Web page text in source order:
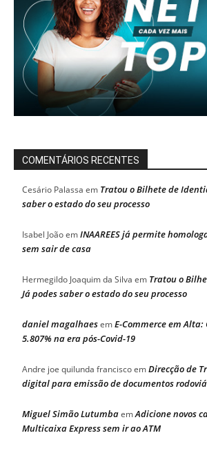
COMENTÁRIOS RECENTES
Cesário Palassa em Tratou o Bilhete de
saber o estado do seu processo
Isabel JoãoemINAAREES já permite
sem sair de casa
Hermegildo Joaquim da Silva em Tratou o
Já podes saber o estado do seu processo
daniel magalhaesemE-Commerce em
5.807% na era pós-Covid-19
Andre joe quilunda franciscoemDirecção de
digital para emissão de documentos
Miguel Simão LutumbaemAdicione novos
Multicaixa Express sem ir ao ATM